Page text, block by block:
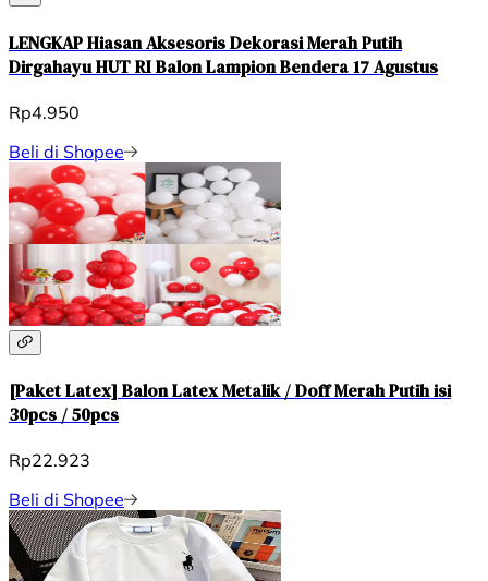
LENGKAP Hiasan Aksesoris Dekorasi Merah Putih
Dirgahayu HUT RI Balon Lampion Bendera 17 Agustus
Rp4.950
Beli di Shopee
[Paket Latex] Balon Latex Metalik / Doff Merah Putih isi
30pcs / 50pcs
Rp22.923
Beli di Shopee